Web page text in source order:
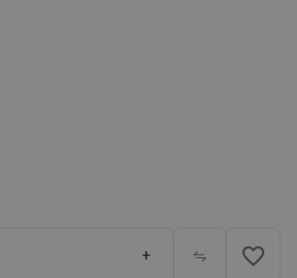
+ favorite_border